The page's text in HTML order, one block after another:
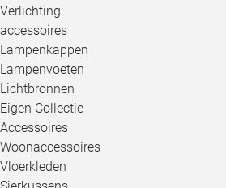
Verlichting
accessoires
Lampenkappen
Lampenvoeten
Lichtbronnen
Eigen Collectie
Accessoires
Woonaccessoires
Vloerkleden